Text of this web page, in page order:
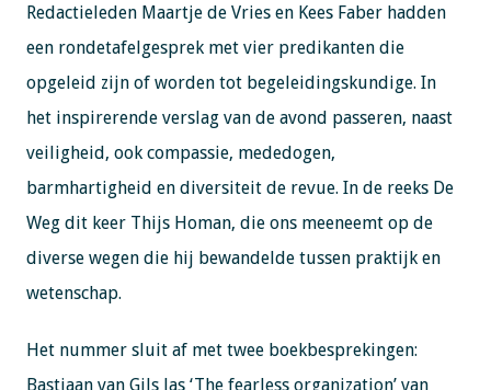
Redactieleden Maartje de Vries en Kees Faber hadden
een rondetafelgesprek met vier predikanten die
opgeleid zijn of worden tot begeleidingskundige. In
het inspirerende verslag van de avond passeren, naast
veiligheid, ook compassie, mededogen,
barmhartigheid en diversiteit de revue. In de reeks De
Weg dit keer Thijs Homan, die ons meeneemt op de
diverse wegen die hij bewandelde tussen praktijk en
wetenschap.
Het nummer sluit af met twee boekbesprekingen:
Bastiaan van Gils las ‘The fearless organization’ van